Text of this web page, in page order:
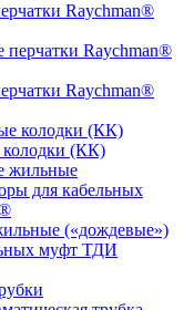
Raychman®
Raychman®
(КК)
(«дождевые»)
муфт ТДИ